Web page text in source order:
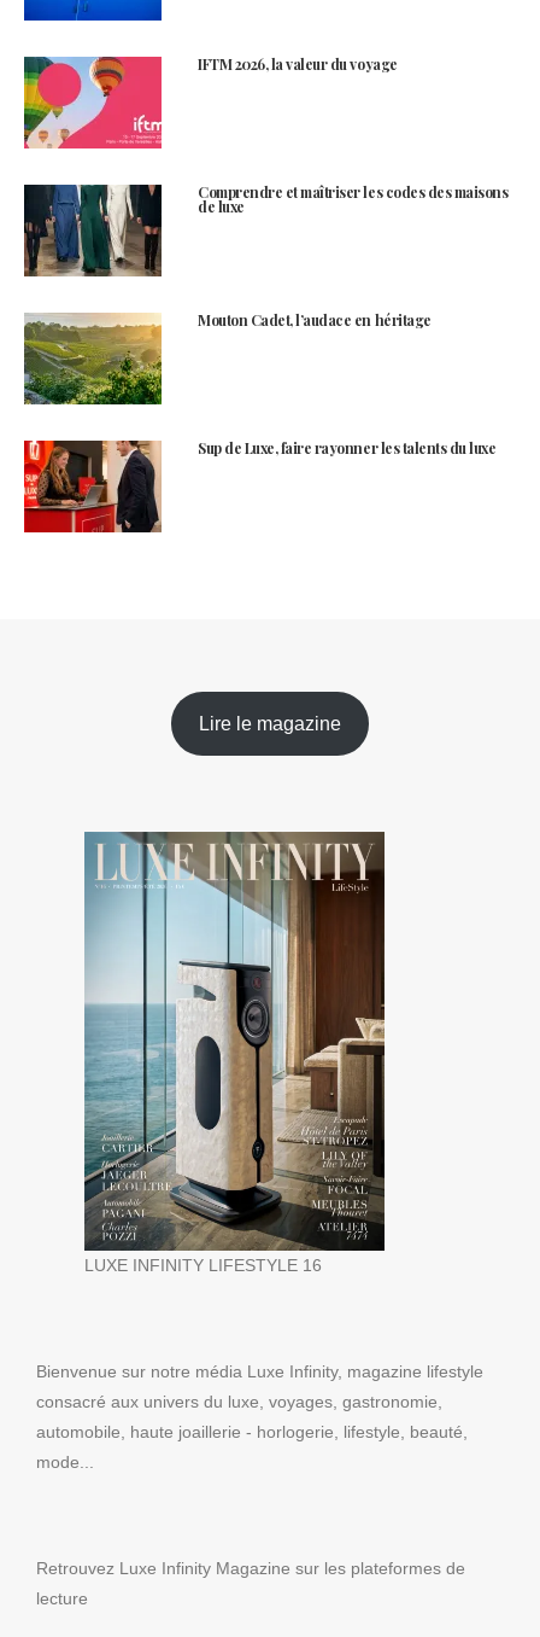
IFTM 2026, la valeur du voyage
Comprendre et maîtriser les codes des maisons
de luxe
Mouton Cadet, l’audace en héritage
Sup de Luxe, faire rayonner les talents du luxe
Lire le magazine
LUXE INFINITY LIFESTYLE 16
Bienvenue sur notre média Luxe Infinity, magazine lifestyle
consacré aux univers du luxe, voyages, gastronomie,
automobile, haute joaillerie - horlogerie, lifestyle, beauté,
mode...
Retrouvez Luxe Infinity Magazine sur les plateformes de
lecture